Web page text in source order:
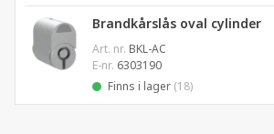
Brandkårslås oval cylinder
Art. nr. BKL-AC
E-nr. 6303190
Finns i lager (18)